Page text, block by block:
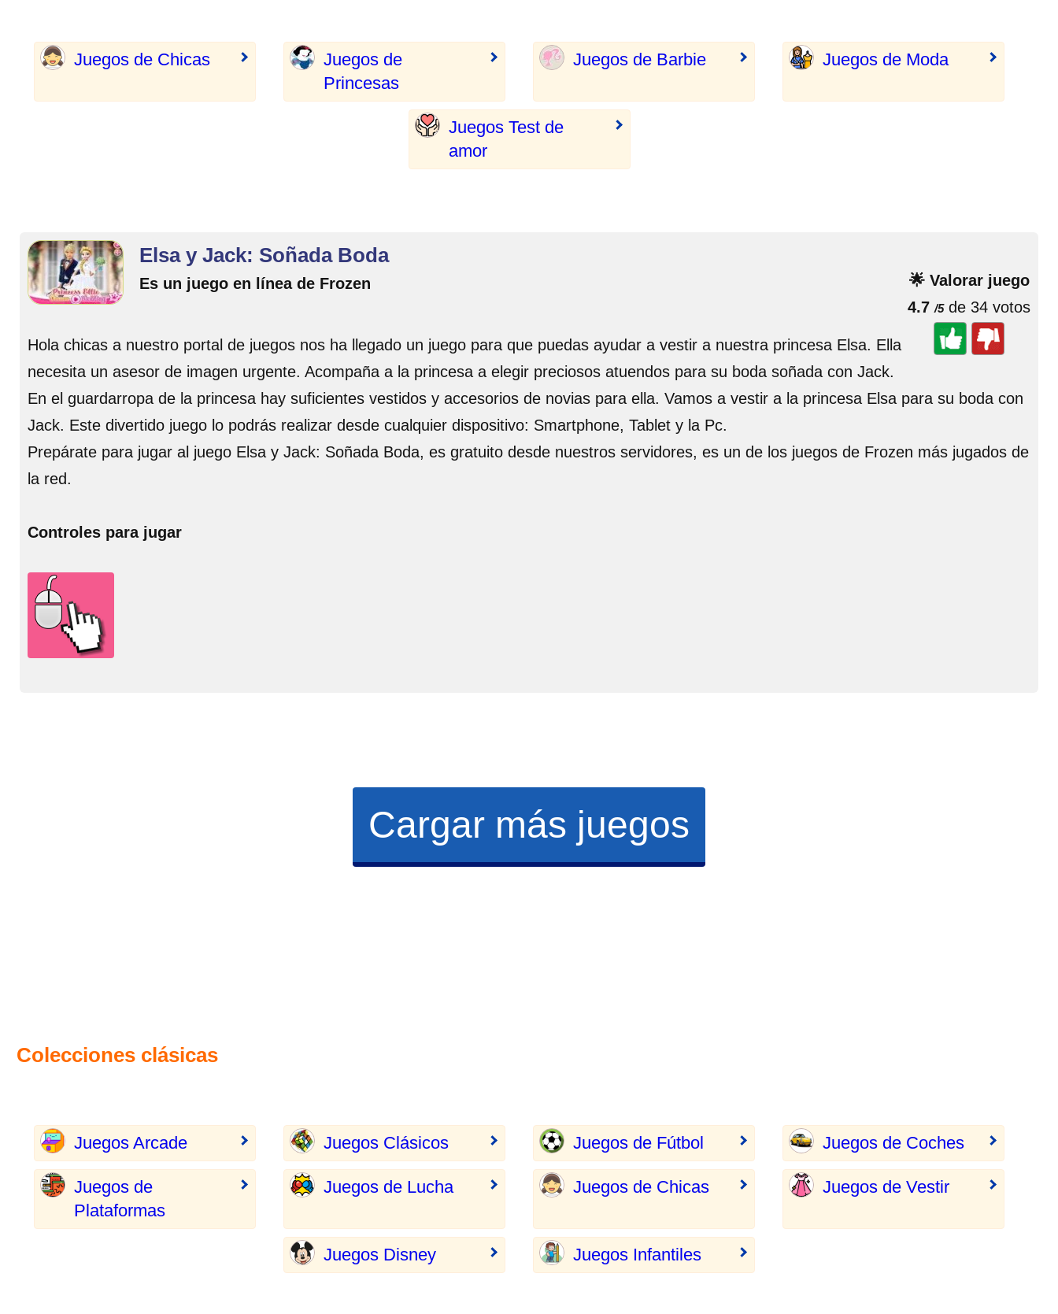
Juegos de Chicas
Juegos de
Princesas
Juegos de Barbie Juegos de Moda
Juegos Test de
amor
🌟 Valorar juego
4.7 /5de 34 votos
Elsa y Jack: Soñada Boda
Es un juego en línea de Frozen
Hola chicas a nuestro portal de juegos nos ha llegado un juego para que puedas ayudar a vestir a nuestra princesa Elsa. Ella
necesita un asesor de imagen urgente. Acompaña a la princesa a elegir preciosos atuendos para su boda soñada con Jack.
En el guardarropa de la princesa hay suficientes vestidos y accesorios de novias para ella. Vamos a vestir a la princesa Elsa para su boda con
Jack. Este divertido juego lo podrás realizar desde cualquier dispositivo: Smartphone, Tablet y la Pc.
Prepárate para jugar al juego Elsa y Jack: Soñada Boda, es gratuito desde nuestros servidores, es un de los juegos de Frozen más jugados de
la red.
Controles para jugar
Cargar más juegos
Colecciones clásicas
Juegos Arcade Juegos Clásicos Juegos de Fútbol Juegos de Coches
Juegos de
Plataformas
Juegos de Lucha Juegos de Chicas Juegos de Vestir
Juegos Disney Juegos Infantiles